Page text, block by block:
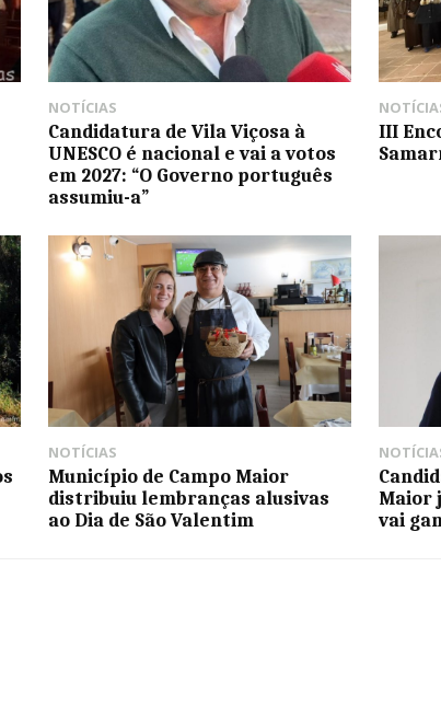
NOTÍCIAS
Candidatura de Vila Viçosa à
UNESCO é nacional e vai a votos
em 2027: “O Governo português
assumiu-a”
III
NOTÍCIAS
Município de Campo Maior
distribuiu lembranças alusivas
ao Dia de São Valentim
Maior
vai